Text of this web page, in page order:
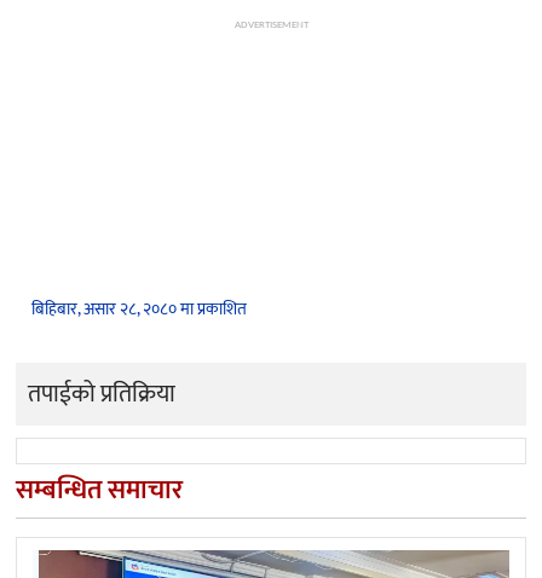
ADVERTISEMENT
बिहिबार, असार २८, २०८० मा प्रकाशित
तपाईको प्रतिक्रिया
सम्बन्धित समाचार